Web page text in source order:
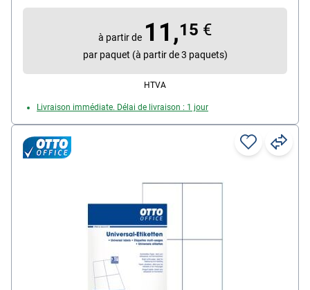
Imprimante laser (couleur), Photocopieur (N/B),
Photocopieur (couleur), Imprimante jet d’encre
(N/B), Imprimante jet d’encre (couleur)
à partir de 11,15 €
par paquet (à partir de 3 paquets)
HTVA
Livraison immédiate. Délai de livraison : 1 jour